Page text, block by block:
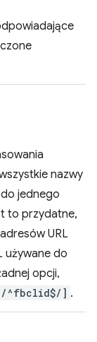
nazwy
jednego
to przydatne,
URL
używane do
opcji,
^fbclid$/] .